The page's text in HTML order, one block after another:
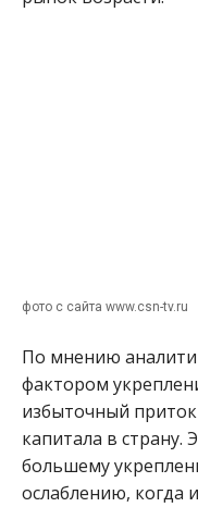
фото с сайта www.csn-tv.ru
По мнению
фактором
избыточный приток
капитала в страну.
большему
ослаблению, когда